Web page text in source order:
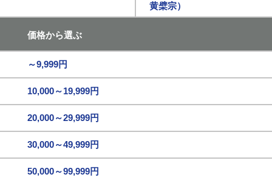
黄檗宗）
価格から選ぶ
～9,999円
10,000～19,999円
20,000～29,999円
30,000～49,999円
50,000～99,999円